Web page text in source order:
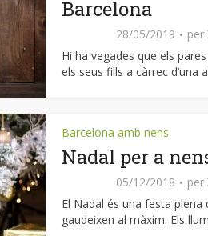
Barcelona
28/05/2019 per
Hi ha vegades que els
els seus fills a càrrec d’una
Barcelona amb nens
Nadal per a
05/12/2018 per
El Nadal és una festa plena
gaudeixen al màxim. Els